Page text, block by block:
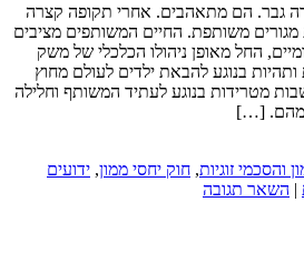
גבר. הם מתאהבים. אחרי תקופה קצרה
משותפת. החיים המשותפים מציבים
החל מאופן ניהולו הכלכלי של משק
בנוגע להבאת ילדים לעולם מחוץ
מטרידות בנוגע לעתיד המשותף וחלילה
מהם. […]
והסכמי זוגיות, חוק יחסי ממון, ידועים
| השאר תגובה